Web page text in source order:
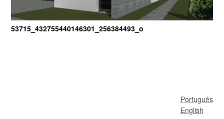
53715_432755440146301_256384493_o
Português
English